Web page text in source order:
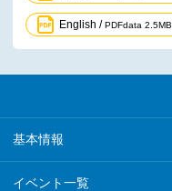
English /PDFdata 2.5MB
基本情報
イベント一覧